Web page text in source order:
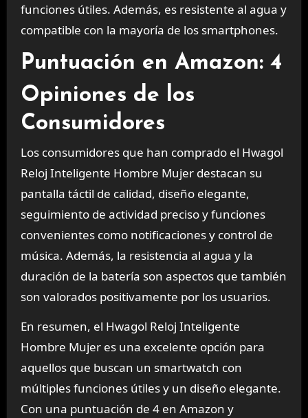
funciones útiles. Además, es resistente al agua y
compatible con la mayoría de los smartphones.
Puntuación en Amazon: 4
Opiniones de los
Consumidores
Los consumidores que han comprado el Hwagol
Reloj Inteligente Hombre Mujer destacan su
pantalla táctil de calidad, diseño elegante,
seguimiento de actividad preciso y funciones
convenientes como notificaciones y control de
música. Además, la resistencia al agua y la
duración de la batería son aspectos que también
son valorados positivamente por los usuarios.
En resumen, el Hwagol Reloj Inteligente
Hombre Mujer es una excelente opción para
aquellos que buscan un smartwatch con
múltiples funciones útiles y un diseño elegante.
Con una puntuación de 4 en Amazon y